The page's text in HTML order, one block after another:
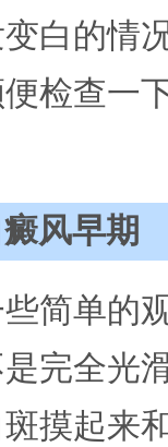
白的情
检查一
风早期
简单的
完全光
摸起来